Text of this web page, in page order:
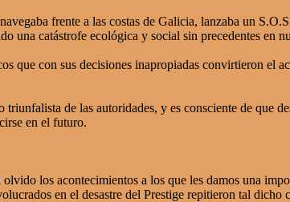
frente a las costas de Galicia, lanzaba un
una catástrofe ecológica y social sin precedentes en
que con sus decisiones inapropiadas convirtieron el
de las autoridades, y es consciente de que
en el futuro.
los acontecimientos a los que les damos una
en el desastre del Prestige repitieron tal dicho